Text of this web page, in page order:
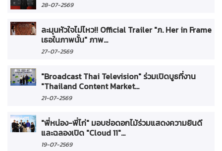
28-07-2569
ละมุนหัวใจไม่ไหว!! Official Trailer "ภ. Her in Frame
เธอในภาพนั้น" ภาพ...
27-07-2569
"Broadcast Thai Television" ร่วมเปิดบูธที่งาน
"Thailand Content Market...
21-07-2569
"พี่หน่อง-พี่ไก่" มอบช่อดอกไม้ร่วมแสดงความยินดี
และฉลองเปิด "Cloud 11"...
19-07-2569